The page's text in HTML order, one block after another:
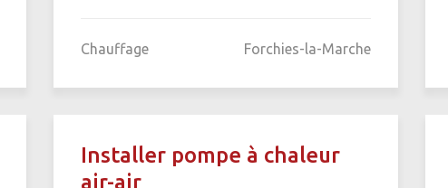
Chauffage Forchies-la-Marche
Installer pompe à chaleur
air-air